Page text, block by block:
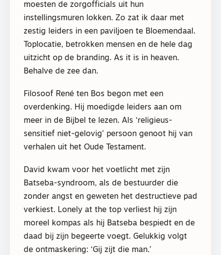
moesten de zorgofficials uit hun
instellingsmuren lokken. Zo zat ik daar met
zestig leiders in een paviljoen te Bloemendaal.
Toplocatie, betrokken mensen en de hele dag
uitzicht op de branding. As it is in heaven.
Behalve de zee dan.
Filosoof René ten Bos begon met een
overdenking. Hij moedigde leiders aan om
meer in de Bijbel te lezen. Als ‘religieus-
sensitief niet-gelovig’ persoon genoot hij van
verhalen uit het Oude Testament.
David kwam voor het voetlicht met zijn
Batseba-syndroom, als de bestuurder die
zonder angst en geweten het destructieve pad
verkiest. Lonely at the top verliest hij zijn
moreel kompas als hij Batseba bespiedt en de
daad bij zijn begeerte voegt. Gelukkig volgt
de ontmaskering: ‘Gij zijt die man.’